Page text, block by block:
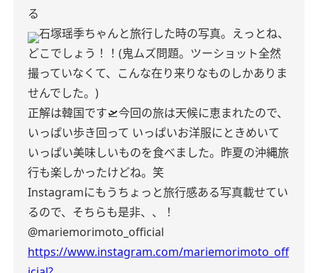
る
石塚瑶季ちゃんと旅行した時の写真。えっとね、
どこでしょう！！(鬼ムズ問題。ツーショット全然
撮っていなくて、こんな在り来りなものしかありま
せんでした。)
正解は韓国です🛫今回の旅は天候に恵まれたので、
いっぱい歩き回って いっぱいお洋服にときめいて
いっぱい美味しいものを食べました。昨夏の沖縄旅
行も楽しかったけどね。笑
Instagramにもうちょっと旅行感ある写真載せてい
るので、そちらも是非、、！
@mariemorimoto_official
https://www.instagram.com/mariemorimoto_off